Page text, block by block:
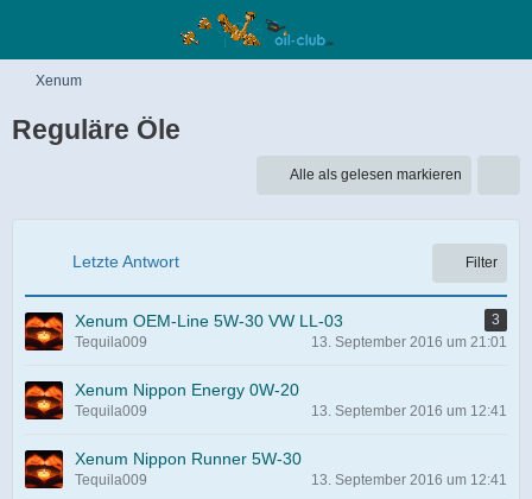
Xenum
Reguläre Öle
Alle als gelesen markieren
Letzte Antwort Filter
Xenum OEM-Line 5W-30 VW LL-03
3
Tequila009
13. September 2016 um 21:01
Xenum Nippon Energy 0W-20
Tequila009 13. September 2016 um 12:41
Xenum Nippon Runner 5W-30
Tequila009 13. September 2016 um 12:41